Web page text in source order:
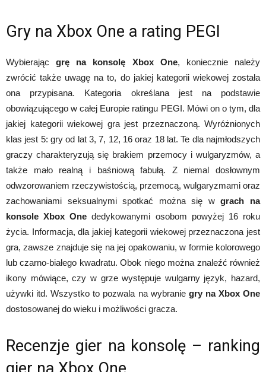
Gry na Xbox One a rating PEGI
Wybierającgrę na konsolę Xbox One, koniecznie należy
zwrócić także uwagę na to, do jakiej kategorii wiekowej została
ona przypisana. Kategoria określana jest na podstawie
obowiązującego w całej Europie ratingu PEGI. Mówi on o tym, dla
jakiej kategorii wiekowej gra jest przeznaczoną. Wyróżnionych
klas jest 5: gry od lat 3, 7, 12, 16 oraz 18 lat. Te dla najmłodszych
graczy charakteryzują się brakiem przemocy i wulgaryzmów, a
także mało realną i baśniową fabułą. Z niemal dosłownym
odwzorowaniem rzeczywistością, przemocą, wulgaryzmami oraz
zachowaniami seksualnymi spotkać można się wgrach na
konsole Xbox One dedykowanymi osobom powyżej 16 roku
życia. Informacja, dla jakiej kategorii wiekowej przeznaczona jest
gra, zawsze znajduje się na jej opakowaniu, w formie kolorowego
lub czarno-białego kwadratu. Obok niego można znaleźć również
ikony mówiące, czy w grze występuje wulgarny język, hazard,
używki itd. Wszystko to pozwala na wybranie gry na Xbox One
dostosowanej do wieku i możliwości gracza.
Recenzje gier na konsolę – ranking